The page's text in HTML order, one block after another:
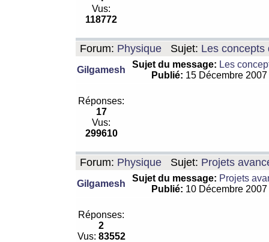
Vus:
118772
Forum: Physique Sujet: Les concepts
Gilgamesh
Sujet du message: Les
Publié: 15 Décembre
Réponses:
17
Vus:
299610
Forum: Physique Sujet: Projets
Gilgamesh
Sujet du message: Projets
Publié: 10 Décembre
Réponses:
2
Vus: 83552